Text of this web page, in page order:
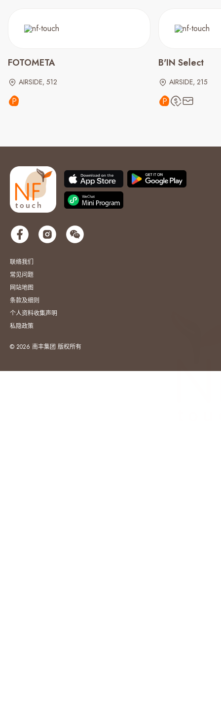
FOTOMETA
AIRSIDE, 512
B'IN Select
AIRSIDE, 215
联络我们
常见问题
网站地图
条款及细则
个人资料收集声明
私隐政策
© 2026 南丰集团 版权所有